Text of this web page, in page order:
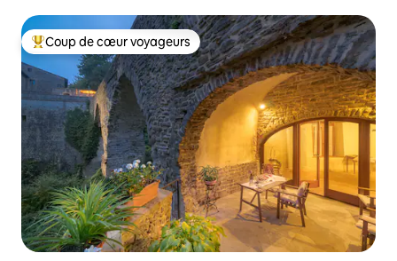
Coups de cœur voyageurs les plus appréciés
Coup de cœur voyageurs